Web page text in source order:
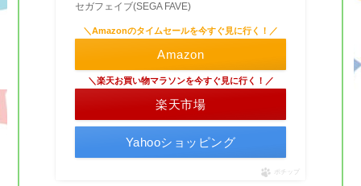
セガフェイブ(SEGA FAVE)
＼Amazonのタイムセールを今すぐ見に行く！／
Amazon
＼楽天お買い物マラソンを今すぐ見に行く！／
楽天市場
Yahooショッピング
ポチップ